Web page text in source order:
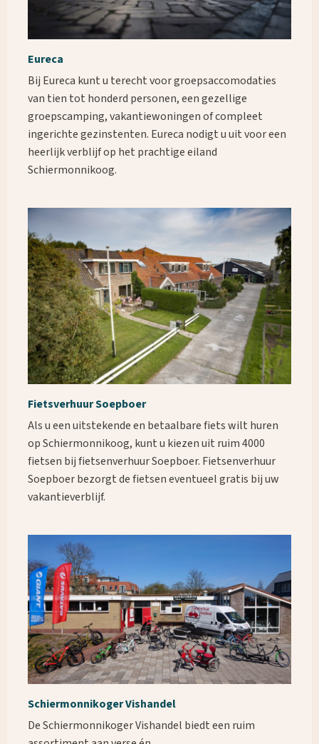
Eureca
Bij Eureca kunt u terecht voor groepsaccomodaties
van tien tot honderd personen, een gezellige
groepscamping, vakantiewoningen of compleet
ingerichte gezinstenten. Eureca nodigt u uit voor een
heerlijk verblijf op het prachtige eiland
Schiermonnikoog.
Fietsverhuur Soepboer
Als u een uitstekende en betaalbare fiets wilt huren
op Schiermonnikoog, kunt u kiezen uit ruim 4000
fietsen bij fietsenverhuur Soepboer. Fietsenverhuur
Soepboer bezorgt de fietsen eventueel gratis bij uw
vakantieverblijf.
Schiermonnikoger Vishandel
De Schiermonnikoger Vishandel biedt een ruim